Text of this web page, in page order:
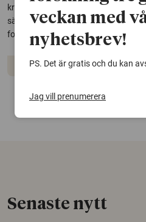
kraftigt i västvärlden, men stiger i
särskilt i Asien. Det framgår av en
forskare vid Göteborgs universitet...
Kolesterol Hormoner
Senaste nytt
veckan med
nyhetsbrev!
PS. Det är gratis och du kan
Jag vill prenumerera